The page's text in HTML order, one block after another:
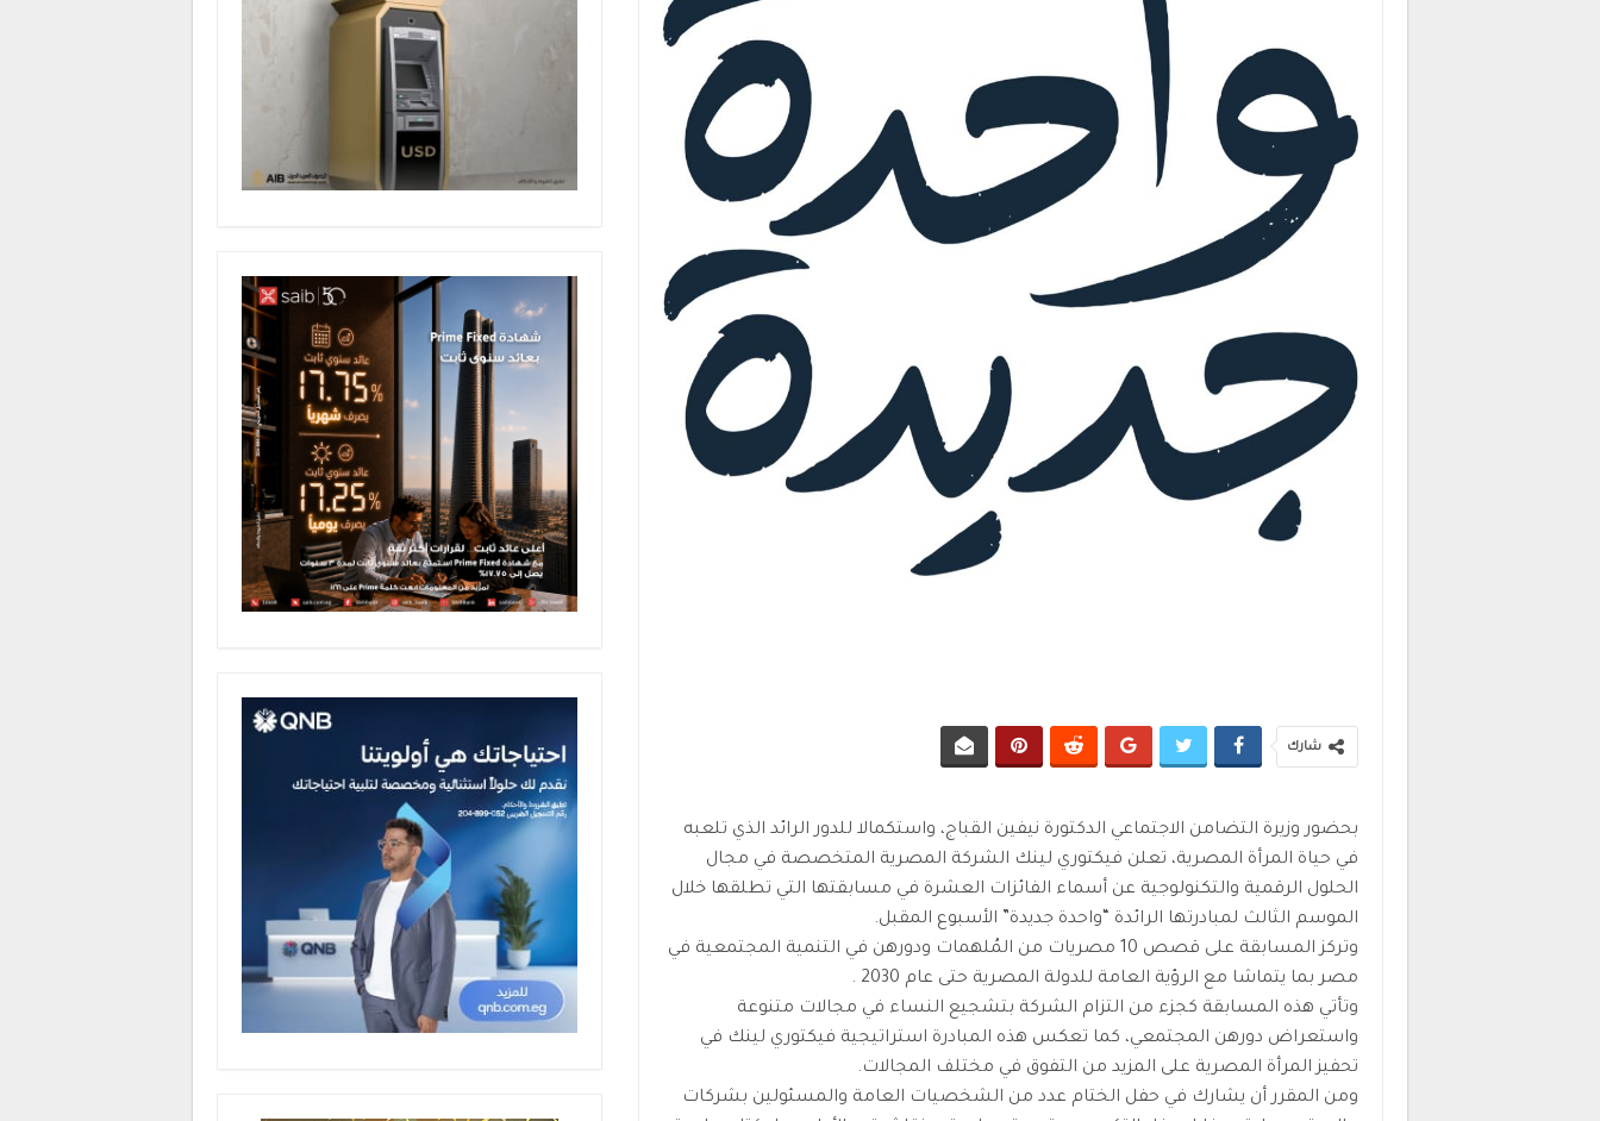
شارك
بحضور وزيرة التضامن الاجتماعي الدكتورة نيفين القباج، واستكمالا للدور الرائد الذي تلعبه
في حياة المرأة المصرية، تعلن فيكتوري لينك الشركة المصرية المتخصصة في مجال
الحلول الرقمية والتكنولوجية عن أسماء الفائزات العشرة في مسابقتها التي تطلقها خلال
الموسم الثالث لمبادرتها الرائدة “واحدة جديدة” الأسبوع المقبل.
وتركز المسابقة على قصص 10 مصريات من المُلهمات ودورهن في التنمية المجتمعية في
مصر بما يتماشا مع الرؤية العامة للدولة المصرية حتى عام 2030 .
وتأتي هذه المسابقة كجزء من التزام الشركة بتشجيع النساء في مجالات متنوعة
واستعراض دورهن المجتمعي، كما تعكس هذه المبادرة استراتيجية فيكتوري لينك في
تحفيز المرأة المصرية على المزيد من التفوق في مختلف المجالات.
ومن المقرر أن يشارك في حفل الختام عدد من الشخصيات العامة والمسئولين بشركات